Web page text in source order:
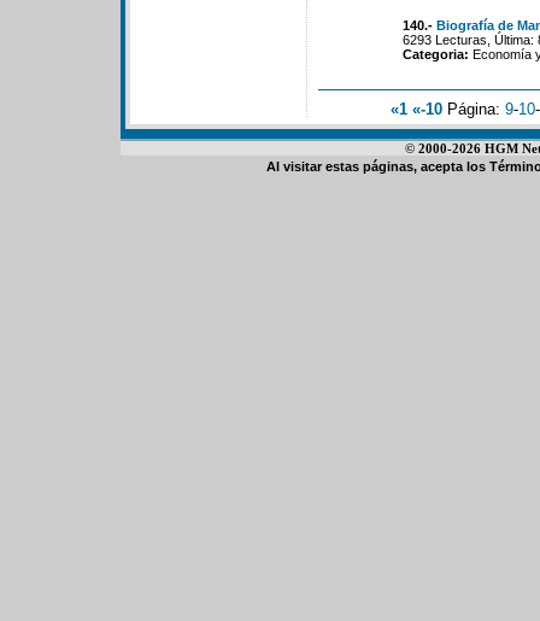
140.- Biografía de
6293 Lecturas, Última:
Categoria: Economía
«1 «-10 Página: 9-10-
© 2000-2026 HGM
Al visitar estas páginas, acepta los